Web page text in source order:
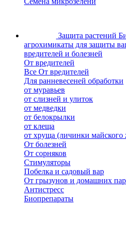
Защита растений
агрохимикаты для защиты
вредителей и болезней
От вредителей
Все От вредителей
Для ранневесеней обработки
от муравьев
от слизней и улиток
от медведки
от белокрылки
от клеща
от хруща (личинки майского
От болезней
От сорняков
Стимуляторы
Побелка и садовый вар
От грызунов и домашних
Антистресс
Биопрепараты